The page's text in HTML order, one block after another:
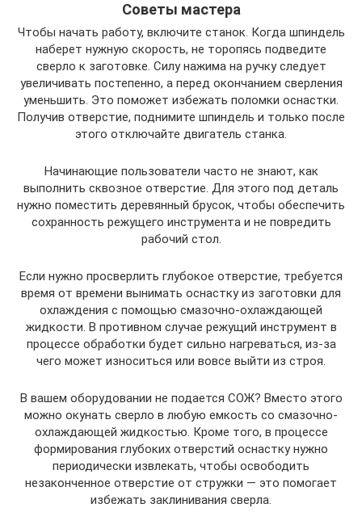
Советы мастера
Чтобы начать работу, включите станок. Когда шпиндель
наберет нужную скорость, не торопясь подведите
сверло к заготовке. Силу нажима на ручку следует
увеличивать постепенно, а перед окончанием сверления
уменьшить. Это поможет избежать поломки оснастки.
Получив отверстие, поднимите шпиндель и только после
этого отключайте двигатель станка.
Начинающие пользователи часто не знают, как
выполнить сквозное отверстие. Для этого под деталь
нужно поместить деревянный брусок, чтобы обеспечить
сохранность режущего инструмента и не повредить
рабочий стол.
Если нужно просверлить глубокое отверстие, требуется
время от времени вынимать оснастку из заготовки для
охлаждения с помощью смазочно-охлаждающей
жидкости. В противном случае режущий инструмент в
процессе обработки будет сильно нагреваться, из-за
чего может износиться или вовсе выйти из строя.
В вашем оборудовании не подается СОЖ? Вместо этого
можно окунать сверло в любую емкость со смазочно-
охлаждающей жидкостью. Кроме того, в процессе
формирования глубоких отверстий оснастку нужно
периодически извлекать, чтобы освободить
незаконченное отверстие от стружки — это помогает
избежать заклинивания сверла.